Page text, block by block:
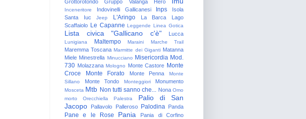
Grottorotondo
Gruppo Valanga Hero
Inceneritore Indovinelli Gallicanesi Inps
Isola
Santa
Iuc Jeep L'Aringo La Barca
Lago
Scaffaiolo Le Capanne Leggende Linea Gotica
Lista civica "Gallicano c'è" Lucca
Lunigiana Maltempo Maraini Marche Trail
Maremma Toscana Marmitte dei Giganti Matanna
Miele Minestrella Minucciano Misericordia Mod.
730 Molazzana Mologno Monte Castore Monte
Croce
Monte Forato Monte Penna
Monte
Sillano
Monte Tondo Monteggiori Monumento
Mosceta Mtb Non tutti sanno che... Nona Omo
morto
Orecchiella Palestra
Palio di San
Jacopo
Pallavolo Palleroso Palodina Panda
Pane e le Rose Pania
Pania di Corfino